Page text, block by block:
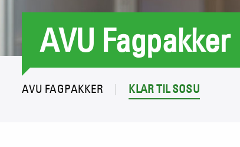
AVU Fagpakker
AVU FAGPAKKER KLAR TIL SOSU